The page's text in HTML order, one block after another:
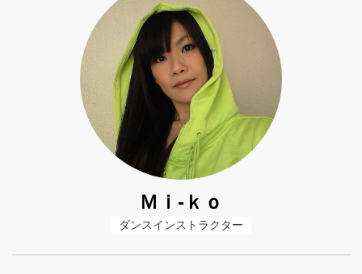
Ｍｉ-ｋｏ
ダンスインストラクター